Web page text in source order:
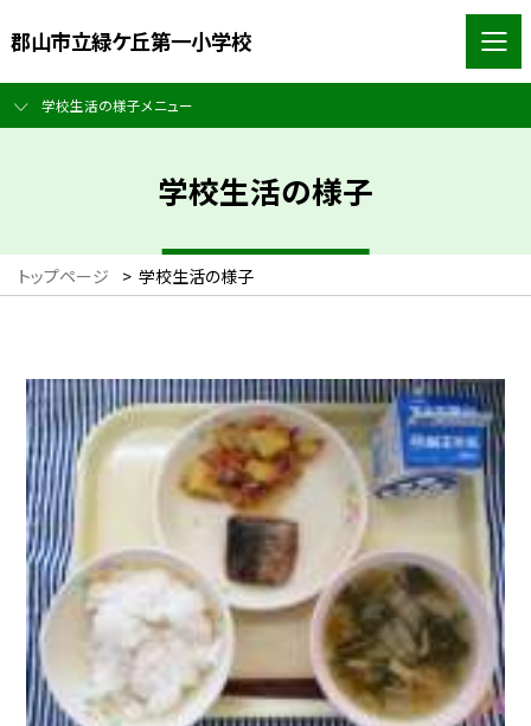
郡山市立緑ケ丘第一小学校
学校生活の様子メニュー
学校生活の様子
トップページ > 学校生活の様子